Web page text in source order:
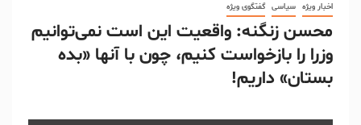
اخبار ویژه سیاسی گفتگوی ویژه
محسن زنگنه: واقعیت این است نمی‌توانیم
وزرا را بازخواست کنیم، چون با آنها «بده
بستان» داریم!